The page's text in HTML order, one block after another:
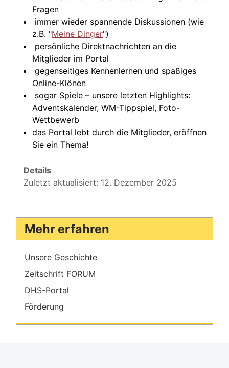
Fragen
immer wieder spannende Diskussionen (wie
z.B. "Meine Dinger")
persönliche Direktnachrichten an die
Mitglieder im Portal
gegenseitiges Kennenlernen und spaßiges
Online-Klönen
sogar Spiele – unsere letzten Highlights:
Adventskalender, WM-Tippspiel, Foto-
Wettbewerb
das Portal lebt durch die Mitglieder, eröffnen
Sie ein Thema!
Details
Zuletzt aktualisiert: 12. Dezember 2025
Mehr erfahren
Unsere Geschichte
Zeitschrift FORUM
DHS-Portal
Förderung